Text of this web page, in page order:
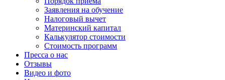
Заявления на обучение
Налоговый вычет
Материнский капитал
Калькулятор стоимости
Стоимость программ
Пресса о нас
Отзывы
Видео и фото